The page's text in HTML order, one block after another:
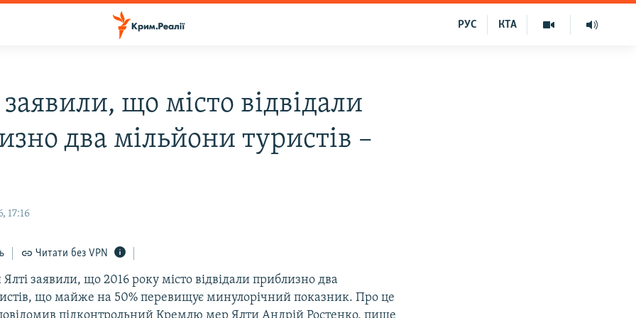
КТА
РУС
заявили, що місто відвідали
два мільйони туристів –
17:16
Читати без VPN
заявили, що 2016 року місто відвідали приблизно два
що майже на 50% перевищує минулорічний показник. Про це